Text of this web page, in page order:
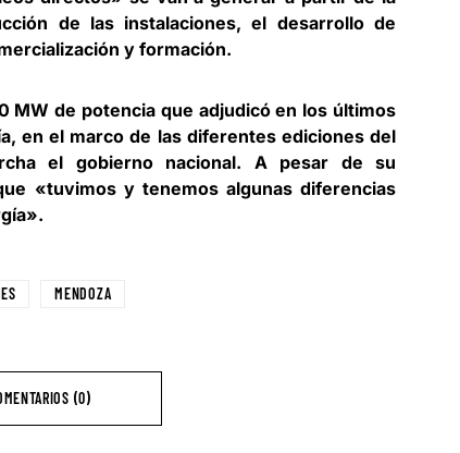
de las instalaciones, el desarrollo de
y formación.
MW de potencia que adjudicó en los últimos
en el marco de las diferentes ediciones del
el gobierno nacional. A pesar de su
«tuvimos y tenemos algunas diferencias
MENDOZA
(0)